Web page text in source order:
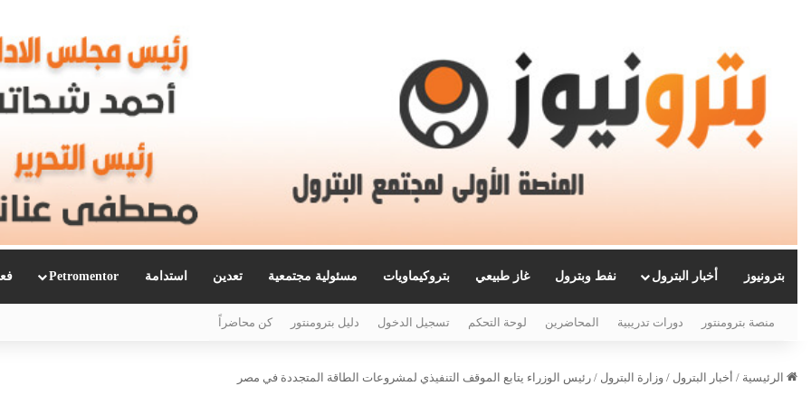
بترونيوز أخبار البترول نفط وبترول غاز طبيعي بتروكيماويات مسئولية مجتمعية تعدين استدامة Petromentor
منصة بترومنتور دورات تدريبية المحاضرين لوحة التحكم تسجيل الدخول دليل بترومنتور كن محاضراً
الرئيسية / أخبار البترول / وزارة البترول / رئيس الوزراء يتابع الموقف التنفيذي لمشروعات الطاقة المتجددة في مصر